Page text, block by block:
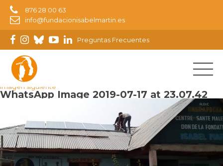
876 28 00 63
info@fundacionisabelmartin.es
Preguntas Frecuentes
Imagen anterior
Imagen siguiente
WhatsApp Image 2019-07-17 at 23.07.42